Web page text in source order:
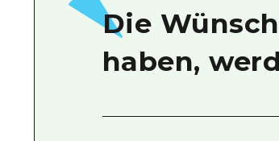
Die
haben,